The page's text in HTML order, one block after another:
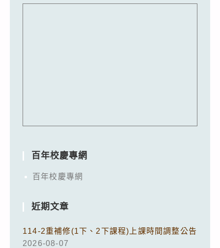
百年校慶專網
百年校慶專網
近期文章
114-2重補修(1下、2下課程)上課時間調整公告
2026-08-07